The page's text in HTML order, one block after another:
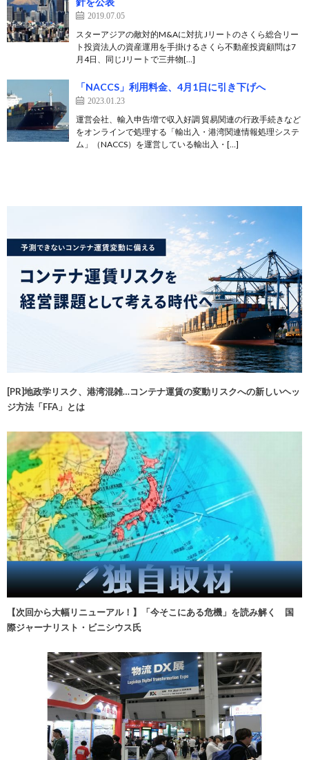
2019.07.05
スターアジアの敵対的M&Aに対抗 Jリートのさくら総合リー
ト投資法人の資産運用を手掛けるさくら不動産投資顧問は7
月4日、同じJリートで三井物[…]
「NACCS」利用料金、4月1日に引き下げへ
2023.01.23
運営会社、輸入申告増で収入好調 貿易関連の行政手続きなど
をオンラインで処理する「輸出入・港湾関連情報処理システ
ム」（NACCS）を運営している輸出入・[…]
[PR]地政学リスク、港湾混雑…コンテナ運賃の変動リスクへの新しいヘッ
ジ方法「FFA」とは
【次回から大幅リニューアル！】「今そこにある危機」を読み解く 国
際ジャーナリスト・ビニシウス氏